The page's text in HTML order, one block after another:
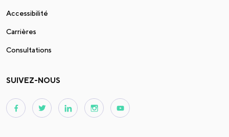
Accessibilité
Carrières
Consultations
SUIVEZ-NOUS